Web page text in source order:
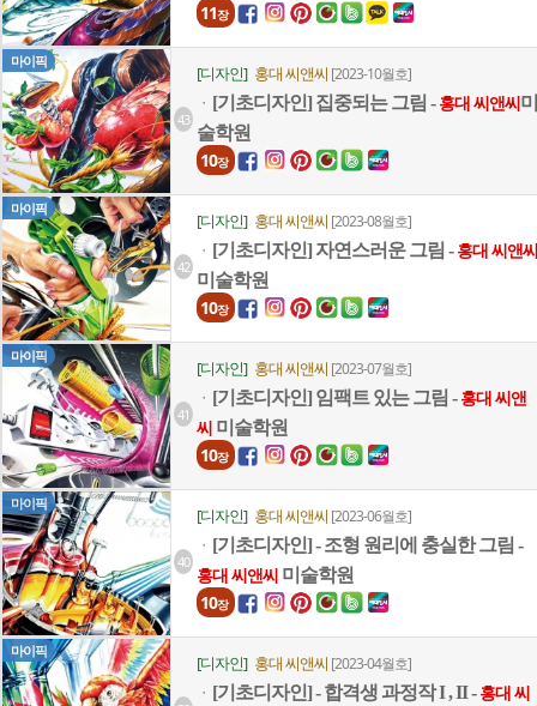
11장
마이픽
43
[디자인] 홍대 씨앤씨 [2023-10월호]
ㆍ [기초디자인] 집중되는 그림 - 홍대 씨앤씨 미
술학원
10장
마이픽
42
[디자인] 홍대 씨앤씨 [2023-08월호]
ㆍ [기초디자인] 자연스러운 그림 - 홍대 씨앤씨
미술학원
10장
마이픽
41
[디자인] 홍대 씨앤씨 [2023-07월호]
ㆍ [기초디자인] 임팩트 있는 그림 - 홍대 씨앤
씨 미술학원
10장
마이픽
40
[디자인] 홍대 씨앤씨 [2023-06월호]
ㆍ [기초디자인] - 조형 원리에 충실한 그림 -
홍대 씨앤씨 미술학원
10장
마이픽
[디자인] 홍대 씨앤씨 [2023-04월호]
ㆍ [기초디자인] - 합격생 과정작 I , II - 홍대 씨